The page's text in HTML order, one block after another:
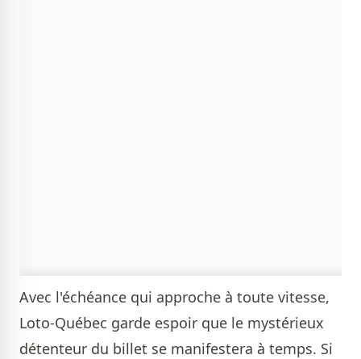
Avec l'échéance qui approche à toute vitesse,
Loto-Québec garde espoir que le mystérieux
détenteur du billet se manifestera à temps. Si